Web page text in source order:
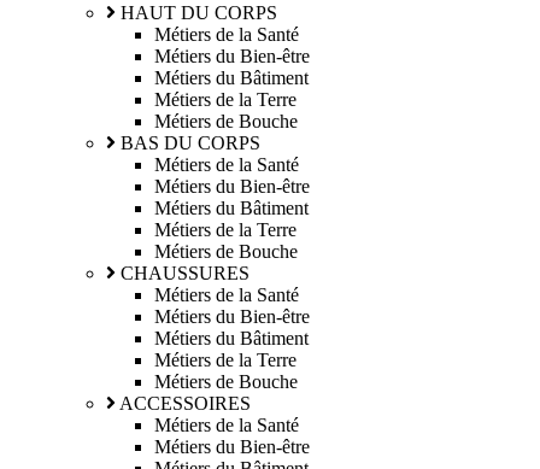
HAUT DU CORPS
Métiers de la Santé
Métiers du Bien-être
Métiers du Bâtiment
Métiers de la Terre
Métiers de Bouche
BAS DU CORPS
Métiers de la Santé
Métiers du Bien-être
Métiers du Bâtiment
Métiers de la Terre
Métiers de Bouche
CHAUSSURES
Métiers de la Santé
Métiers du Bien-être
Métiers du Bâtiment
Métiers de la Terre
Métiers de Bouche
ACCESSOIRES
Métiers de la Santé
Métiers du Bien-être